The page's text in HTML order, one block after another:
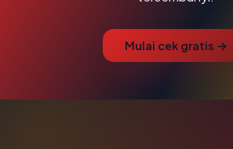
Mulai cek gratis →